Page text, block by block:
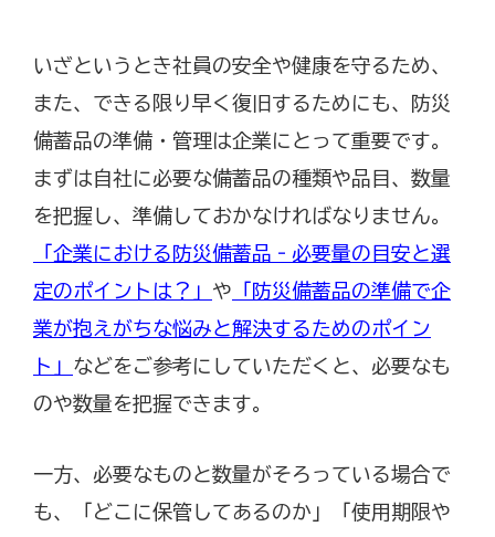
いざというとき社員の安全や健康を守るため、
また、できる限り早く復旧するためにも、防災
備蓄品の準備・管理は企業にとって重要です。
まずは自社に必要な備蓄品の種類や品目、数量
を把握し、準備しておかなければなりません。
「企業における防災備蓄品‐必要量の目安と選
定のポイントは？」 や 「防災備蓄品の準備で企
業が抱えがちな悩みと解決するためのポイン
ト」 などをご参考にしていただくと、必要なも
のや数量を把握できます。
一方、必要なものと数量がそろっている場合で
も、「どこに保管してあるのか」「使用期限や